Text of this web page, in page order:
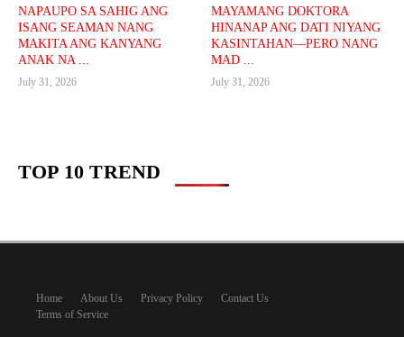
NAPAUPO SA SAHIG ANG
ISANG SEAMAN NANG
MAKITA ANG KANYANG
ANAK NA ...
July 31, 2026
MAYAMANG DOKTORA
HINANAP ANG DATI NIYANG
KASINTAHAN—PERO NANG
MAD ...
July 31, 2026
TOP 10 TREND
Home About Us Privacy Policy
Contact Us
Terms of Service